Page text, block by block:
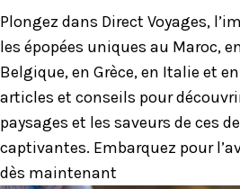
Plongez dans Direct Voyages,
les épopées uniques au Maroc,
Belgique, en Grèce, en Italie et
articles et conseils pour
paysages et les saveurs de ces
captivantes. Embarquez pour
dès maintenant